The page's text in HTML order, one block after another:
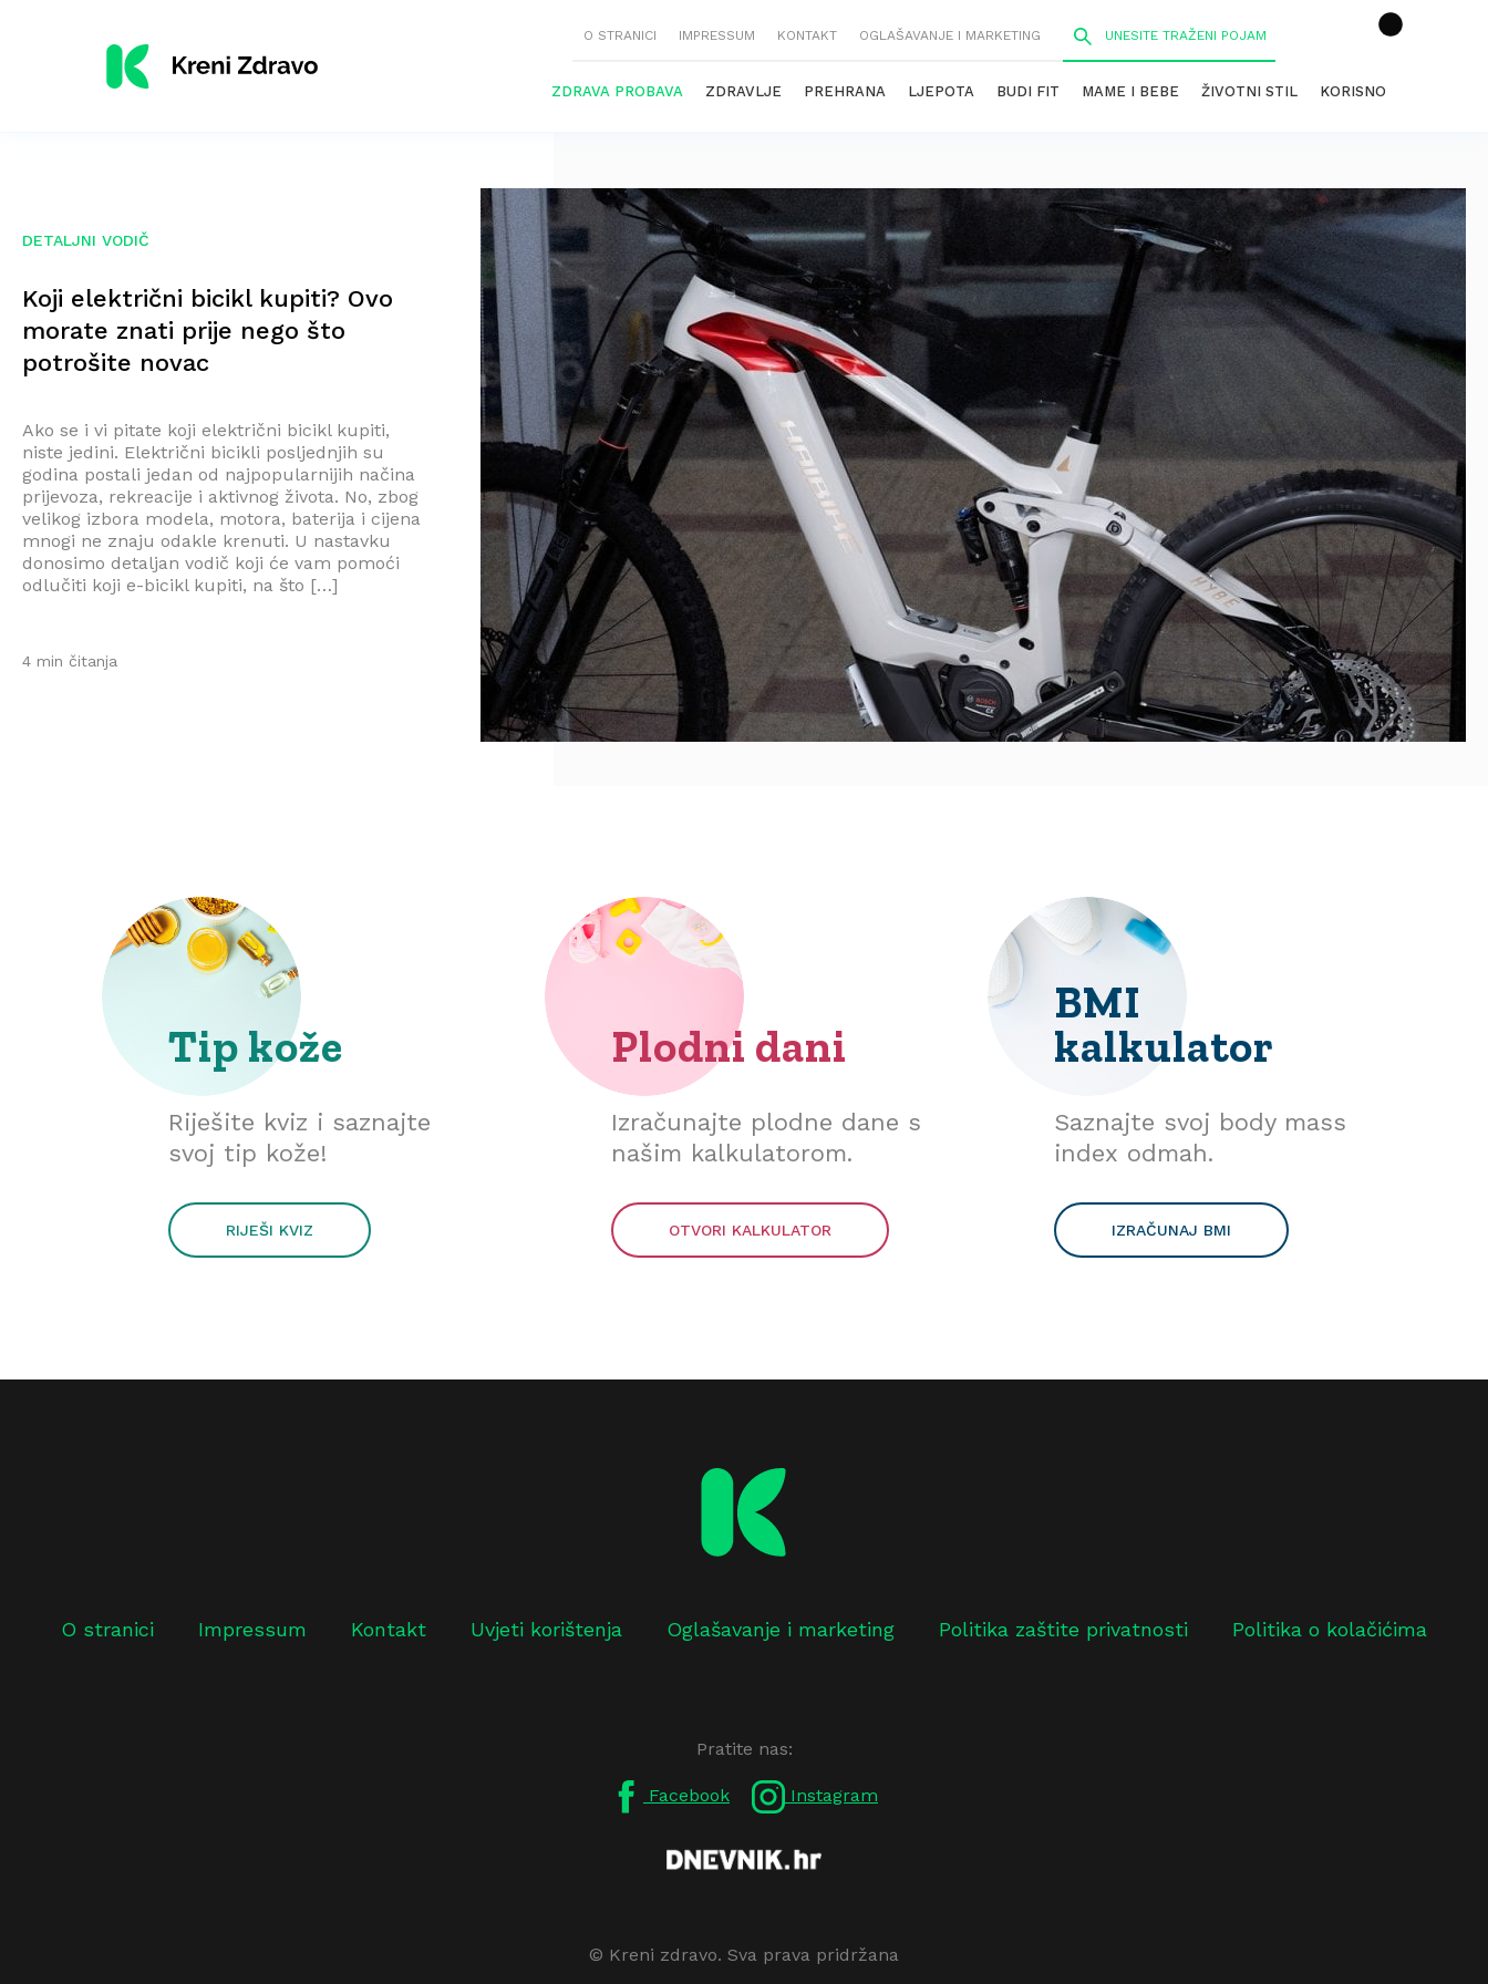
O STRANICI IMPRESSUM KONTAKT OGLAŠAVANJE I MARKETING
ZDRAVA PROBAVA ZDRAVLJE PREHRANA LJEPOTA BUDI FIT MAME I BEBE ŽIVOTNI STIL KORISNO
DETALJNI VODIČ
Koji električni bicikl kupiti? Ovo
morate znati prije nego što
potrošite novac
Ako se i vi pitate koji električni bicikl kupiti,
niste jedini. Električni bicikli posljednjih su
godina postali jedan od najpopularnijih načina
prijevoza, rekreacije i aktivnog života. No, zbog
velikog izbora modela, motora, baterija i cijena
mnogi ne znaju odakle krenuti. U nastavku
donosimo detaljan vodič koji će vam pomoći
odlučiti koji e-bicikl kupiti, na što […]
4 min čitanja
Tip kože
Riješite kviz i saznajte
svoj tip kože!
RIJEŠI KVIZ
Plodni dani
Izračunajte plodne dane s
našim kalkulatorom.
OTVORI KALKULATOR
BMI
kalkulator
Saznajte svoj body mass
index odmah.
IZRAČUNAJ BMI
O stranici Impressum Kontakt Uvjeti korištenja Oglašavanje i marketing Politika zaštite privatnosti Politika o kolačićima
Pratite nas:
Facebook Instagram
© Kreni zdravo. Sva prava pridržana